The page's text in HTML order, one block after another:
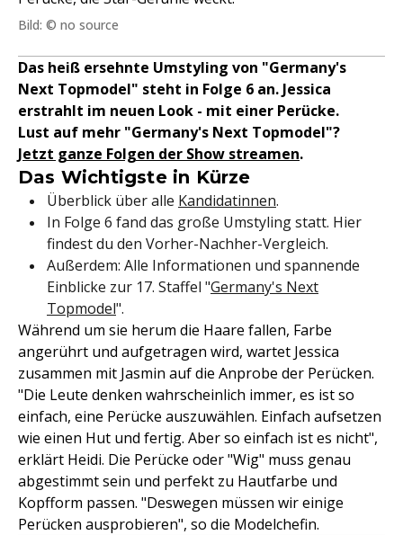
Bild: © no source
Das heiß ersehnte Umstyling von "Germany's
Next Topmodel" steht in Folge 6 an. Jessica
erstrahlt im neuen Look - mit einer Perücke.
Lust auf mehr "Germany's Next Topmodel"?
Jetzt ganze Folgen der Show streamen.
Das Wichtigste in Kürze
Überblick über alle Kandidatinnen.
In Folge 6 fand das große Umstyling statt. Hier
findest du den Vorher-Nachher-Vergleich.
Außerdem: Alle Informationen und spannende
Einblicke zur 17. Staffel "Germany's Next
Topmodel".
Während um sie herum die Haare fallen, Farbe
angerührt und aufgetragen wird, wartet Jessica
zusammen mit Jasmin auf die Anprobe der Perücken.
"Die Leute denken wahrscheinlich immer, es ist so
einfach, eine Perücke auszuwählen. Einfach aufsetzen
wie einen Hut und fertig. Aber so einfach ist es nicht",
erklärt Heidi. Die Perücke oder "Wig" muss genau
abgestimmt sein und perfekt zu Hautfarbe und
Kopfform passen. "Deswegen müssen wir einige
Perücken ausprobieren", so die Modelchefin.